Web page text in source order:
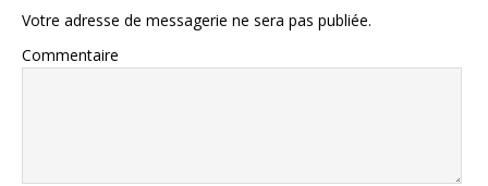
Votre adresse de messagerie ne sera pas publiée.
Commentaire